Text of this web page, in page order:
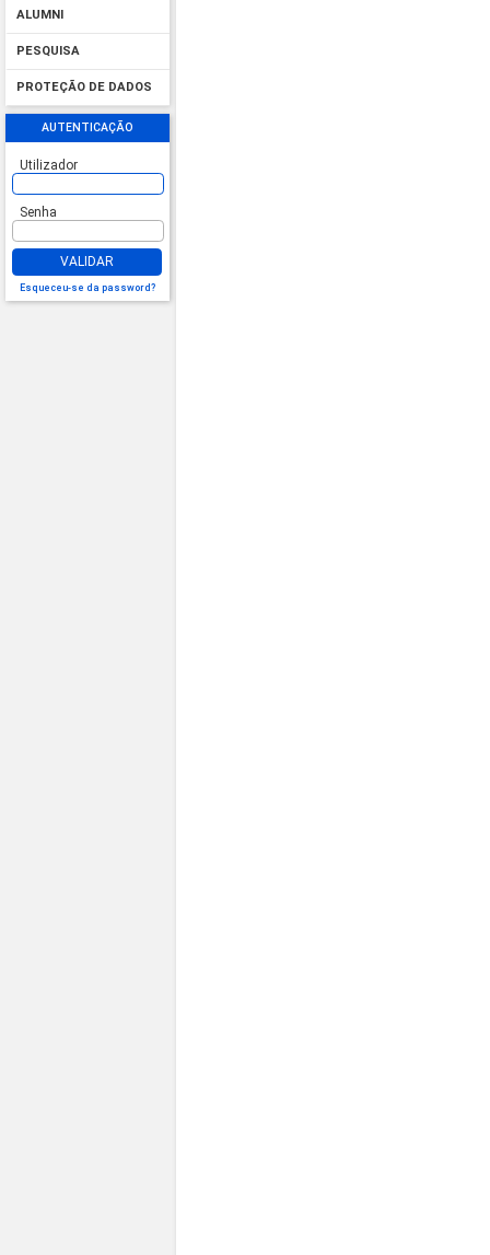
ALUMNI
PESQUISA
PROTEÇÃO DE DADOS
AUTENTICAÇÃO
Utilizador
Senha
VALIDAR
Esqueceu-se da password?